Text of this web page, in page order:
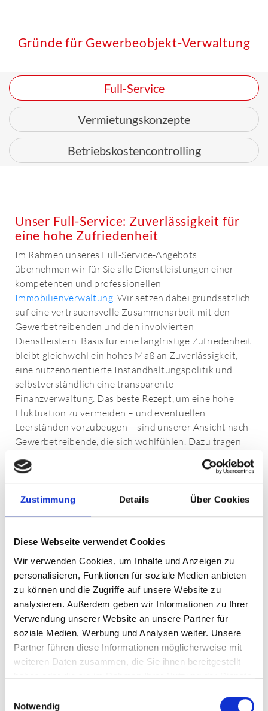
Zustimmung Details Über Cookies
Diese Webseite verwendet Cookies
Wir verwenden Cookies, um Inhalte und Anzeigen zu
personalisieren, Funktionen für soziale Medien anbieten
zu können und die Zugriffe auf unsere Website zu
analysieren. Außerdem geben wir Informationen zu Ihrer
Verwendung unserer Website an unsere Partner für
soziale Medien, Werbung und Analysen weiter. Unsere
Partner führen diese Informationen möglicherweise mit
weiteren Daten zusammen, die Sie ihnen bereitgestellt
haben oder die sie im Rahmen Ihrer Nutzung der Dienste
Notwendig
Gründe für Gewerbeobjekt-Verwaltung
Full-Service
Vermietungskonzepte
Betriebskostencontrolling
Unser Full-Service: Zuverlässigkeit für
eine hohe Zufriedenheit
Im Rahmen unseres Full-Service-Angebots
übernehmen wir für Sie alle Dienstleistungen einer
kompetenten und professionellen
Immobilienverwaltung. Wir setzen dabei grundsätzlich
auf eine vertrauensvolle Zusammenarbeit mit den
Gewerbetreibenden und den involvierten
Dienstleistern. Basis für eine langfristige Zufriedenheit
bleibt gleichwohl ein hohes Maß an Zuverlässigkeit,
eine nutzenorientierte Instandhaltungspolitik und
selbstverständlich eine transparente
Finanzverwaltung. Das beste Rezept, um eine hohe
Fluktuation zu vermeiden – und eventuellen
Leerständen vorzubeugen – sind unserer Ansicht nach
Gewerbetreibende, die sich wohlfühlen. Dazu tragen
periodische Inspektion der Gewerbeimmobilie bei
kontinuierlichem Gebäudemanagement
Beauftragung und Überwachung notwendiger
Reinigungsdienstleister
Wahrnehmung von Vor-Ort-Terminen bei
Schadens-/Mängel-Meldung eines Mieters
Schadensabwicklung im Versicherungsfall
Betreuung der Mieter bei allen Fragen zum
Mietverhältnis
fristgemäße Erstellung der Nebenkostenabrechnung.